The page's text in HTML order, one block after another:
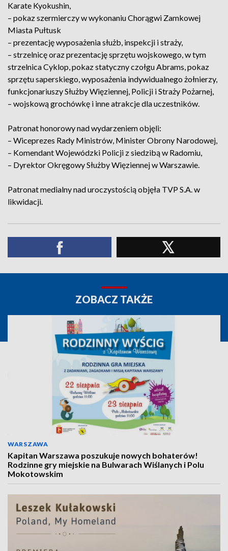
Karate Kyokushin,
– pokaz szermierczy w wykonaniu Chorągwi Zamkowej
Miasta Pułtusk
– prezentację wyposażenia służb, inspekcji i straży,
– strzelnicę oraz prezentację sprzętu wojskowego, w tym
strzelnica Cyklop, pokaz statyczny czołgu Abrams, pokaz
sprzętu saperskiego, wyposażenia indywidualnego żołnierzy,
funkcjonariuszy Służby Więziennej, Policji i Straży Pożarnej,
– wojskową grochówkę i inne atrakcje dla uczestników.
Patronat honorowy nad wydarzeniem objęli:
– Wiceprezes Rady Ministrów, Minister Obrony Narodowej,
– Komendant Wojewódzki Policji z siedzibą w Radomiu,
– Dyrektor Okręgowy Służby Więziennej w Warszawie.
Patronat medialny nad uroczystością objęła TVP S.A. w
likwidacji.
ZOBACZ TAKŻE
WARSZAWA
Kapitan Warszawa poszukuje nowych bohaterów!
Rodzinne gry miejskie na Bulwarach Wiślanych i Polu
Mokotowskim